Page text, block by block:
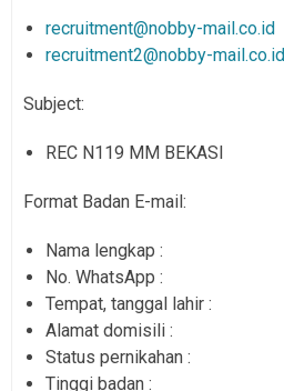
recruitment@nobby-mail.co.id
recruitment2@nobby-mail.co.id
Subject:
REC N119 MM BEKASI
Format Badan E-mail:
Nama lengkap :
No. WhatsApp :
Tempat, tanggal lahir :
Alamat domisili :
Status pernikahan :
Tinggi badan :